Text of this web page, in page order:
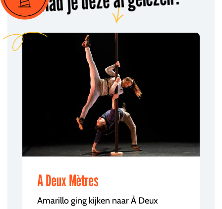
A Deux Mètres
Amarillo ging kijken naar À Deux